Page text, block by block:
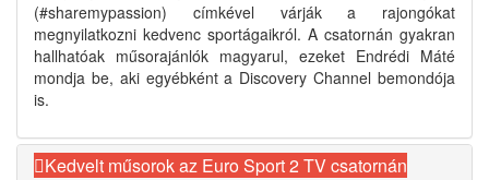
(#sharemypassion) címkével várják a rajongókat
megnyilatkozni kedvenc sportágaikról. A csatornán gyakran
hallhatóak műsorajánlók magyarul, ezeket Endrédi Máté
mondja be, aki egyébként a Discovery Channel bemondója
is.
Kedvelt műsorok az Euro Sport 2 TV csatornán